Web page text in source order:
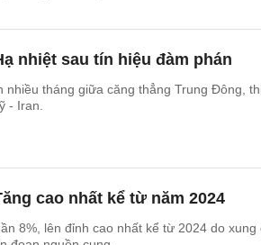
nhiệt sau tín hiệu đàm phán
nhiều tháng giữa căng thẳng Trung Đông,
- Iran.
cao nhất kể từ năm 2024
8%, lên đỉnh cao nhất kể từ 2024 do xung